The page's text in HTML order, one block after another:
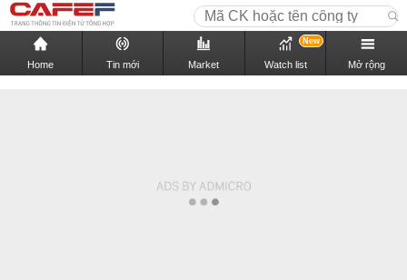
Home Tin mới Market Watch list
New
Mở rộng